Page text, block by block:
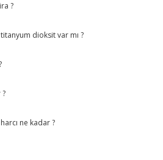
?
dioksit var mı ?
ne kadar ?